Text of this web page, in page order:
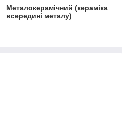
Металокерамічний (кераміка
всередині металу)